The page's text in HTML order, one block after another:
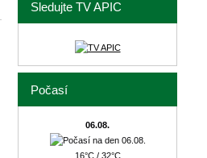
Sledujte TV APIC
Počasí
06.08.
16°C / 32°C